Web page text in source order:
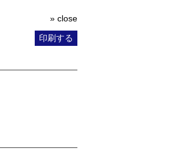
» close
印刷する